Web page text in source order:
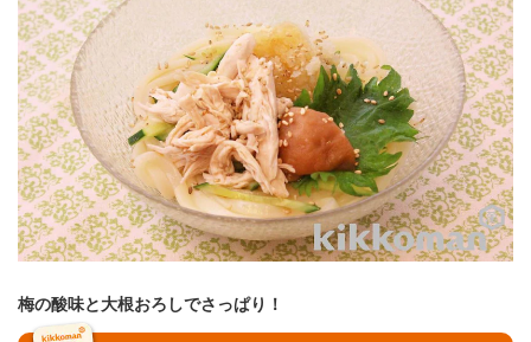
梅の酸味と大根おろしでさっぱり！